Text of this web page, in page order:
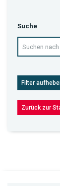
Suche
Filter
Zurück zur